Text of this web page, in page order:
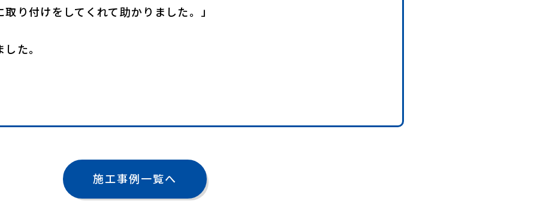
り付けをしてくれて助かりました。」
た。
施工事例一覧へ